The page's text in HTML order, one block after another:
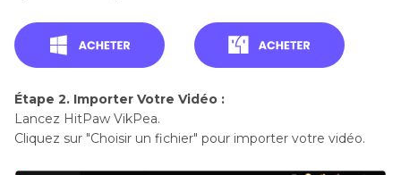
Étape 2. Importer Votre Vidéo :
Lancez HitPaw VikPea.
Cliquez sur "Choisir un fichier" pour importer votre vidéo.